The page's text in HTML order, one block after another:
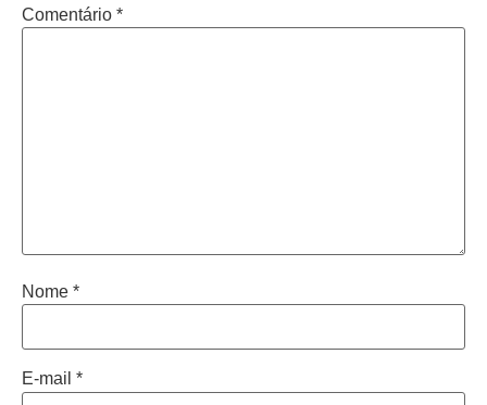
Comentário *
Nome *
E-mail *